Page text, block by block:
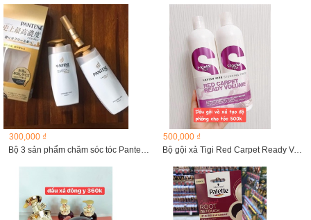
300,000 ₫
Bộ 3 sản phẩm chăm sóc tóc Pantene Pro V Nhật Bản...
500,000 ₫
Bộ gội xả Tigi Red Carpet Ready Volume